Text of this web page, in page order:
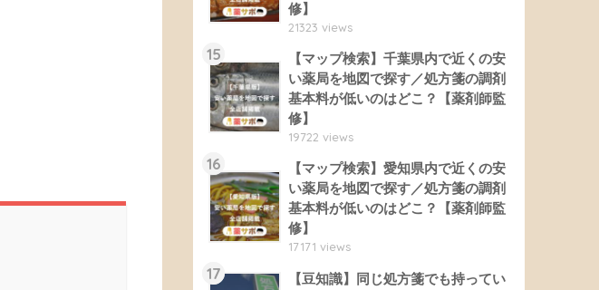
修】
21323 views
15
【マップ検索】千葉県内で近くの安
い薬局を地図で探す／処方箋の調剤
基本料が低いのはどこ？【薬剤師監
修】
19722 views
16
【マップ検索】愛知県内で近くの安
い薬局を地図で探す／処方箋の調剤
基本料が低いのはどこ？【薬剤師監
修】
17171 views
17
【豆知識】同じ処方箋でも持ってい